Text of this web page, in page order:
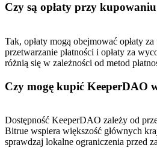
USDT New User Exclusive 10%
USDT Flexible Staking | Daily
BTC New User Exclusive: 6.5%
Czy są opłaty przy
Tak, opłaty mogą obejmować opłaty za
przetwarzanie płatności i opłaty za
różnią się w zależności od metod
Czy mogę kupić KeeperDAO
Dostępność KeeperDAO zależy od
Bitrue wspiera większość głównych
sprawdzaj lokalne ograniczenia przed